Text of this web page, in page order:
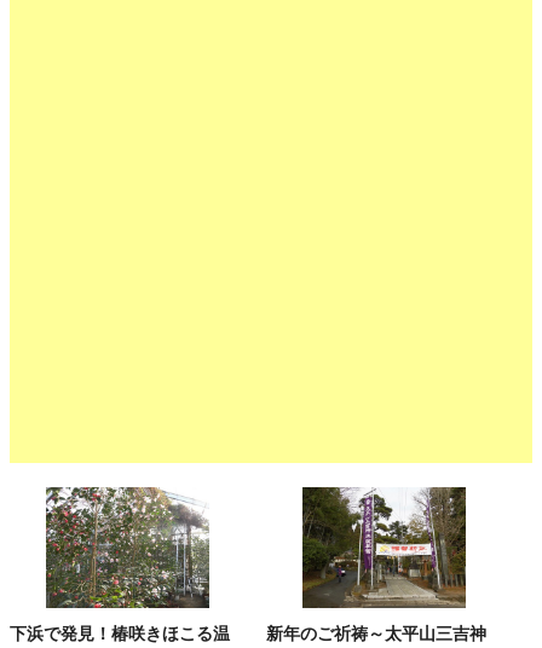
下浜で発見！椿咲きほこる温
新年のご祈祷～太平山三吉神